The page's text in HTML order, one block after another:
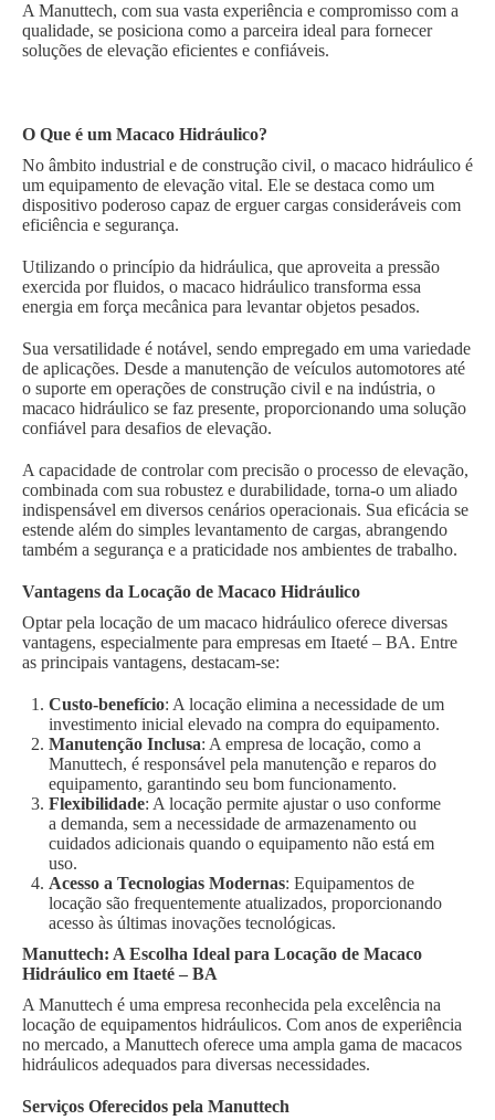
A Manuttech, com sua vasta experiência e compromisso com a
qualidade, se posiciona como a parceira ideal para fornecer
soluções de elevação eficientes e confiáveis.
O Que é um Macaco Hidráulico?
No âmbito industrial e de construção civil, o macaco hidráulico é
um equipamento de elevação vital. Ele se destaca como um
dispositivo poderoso capaz de erguer cargas consideráveis com
eficiência e segurança.
Utilizando o princípio da hidráulica, que aproveita a pressão
exercida por fluidos, o macaco hidráulico transforma essa
energia em força mecânica para levantar objetos pesados.
Sua versatilidade é notável, sendo empregado em uma variedade
de aplicações. Desde a manutenção de veículos automotores até
o suporte em operações de construção civil e na indústria, o
macaco hidráulico se faz presente, proporcionando uma solução
confiável para desafios de elevação.
A capacidade de controlar com precisão o processo de elevação,
combinada com sua robustez e durabilidade, torna-o um aliado
indispensável em diversos cenários operacionais. Sua eficácia se
estende além do simples levantamento de cargas, abrangendo
também a segurança e a praticidade nos ambientes de trabalho.
Vantagens da Locação de Macaco Hidráulico
Optar pela locação de um macaco hidráulico oferece diversas
vantagens, especialmente para empresas em Itaeté – BA. Entre
as principais vantagens, destacam-se:
Custo-benefício: A locação elimina a necessidade de um
investimento inicial elevado na compra do equipamento.
Manutenção Inclusa: A empresa de locação, como a
Manuttech, é responsável pela manutenção e reparos do
equipamento, garantindo seu bom funcionamento.
Flexibilidade: A locação permite ajustar o uso conforme
a demanda, sem a necessidade de armazenamento ou
cuidados adicionais quando o equipamento não está em
uso.
Acesso a Tecnologias Modernas: Equipamentos de
locação são frequentemente atualizados, proporcionando
acesso às últimas inovações tecnológicas.
Manuttech: A Escolha Ideal para Locação de Macaco
Hidráulico em Itaeté – BA
A Manuttech é uma empresa reconhecida pela excelência na
locação de equipamentos hidráulicos. Com anos de experiência
no mercado, a Manuttech oferece uma ampla gama de macacos
hidráulicos adequados para diversas necessidades.
Serviços Oferecidos pela Manuttech